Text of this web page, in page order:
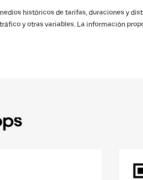
históricos de tarifas, duraciones y
y otras variables. La información